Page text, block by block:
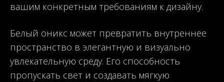
вашим конкретным требованиям к дизайну.
Белый оникс может превратить внутреннее
пространство в элегантную и визуально
увлекательную среду. Его способность
пропускать свет и создавать мягкую